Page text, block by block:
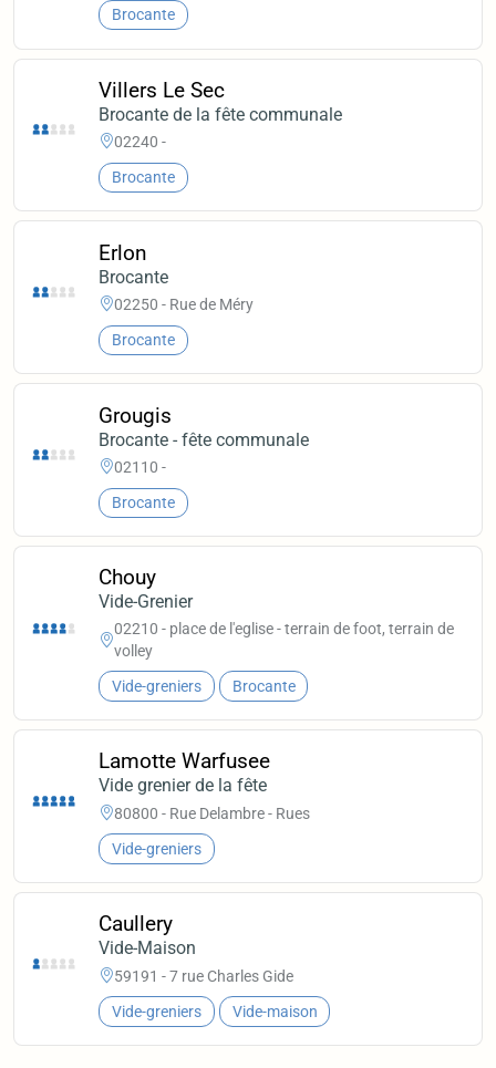
Brocante
Villers Le Sec
Brocante de la fête communale
02240 -
Brocante
Erlon
Brocante
02250 - Rue de Méry
Brocante
Grougis
Brocante - fête communale
02110 -
Brocante
Chouy
Vide-Grenier
02210 - place de l'eglise - terrain de foot, terrain de
volley
Vide-greniers Brocante
Lamotte Warfusee
Vide grenier de la fête
80800 - Rue Delambre - Rues
Vide-greniers
Caullery
Vide-Maison
59191 - 7 rue Charles Gide
Vide-greniers Vide-maison